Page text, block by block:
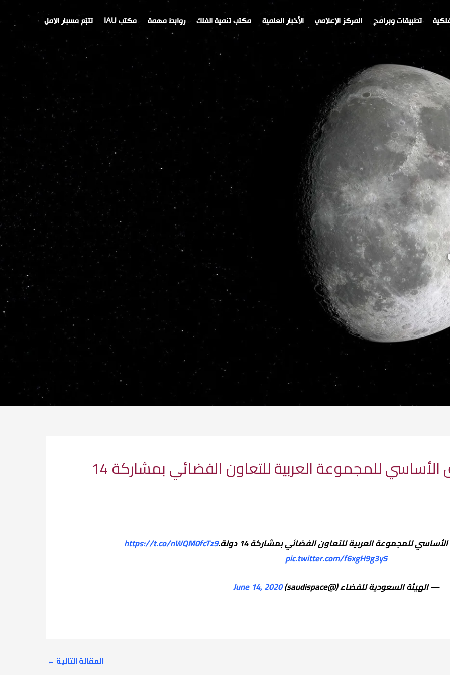
تطبيقات وبرامج المركز الإعلامي الأخبار العلمية مكتب تنمية الفلك روابط مهمة مكتب IAU
تتبّع مسبار الامل
المملكة توقع على الميثاق الأساسي للمجموعة العربية للتعاون الفضائي بمشاركة 14
للمجموعة العربية للتعاون الفضائي بمشاركة 14 دولة.
https://t.co/nWQM0fcTz9
pic.twitter.com/f6xgH9g3y5
— الهيئة السعودية للفضاء (@saudispace)
June 14, 2020
المقالة التالية ←